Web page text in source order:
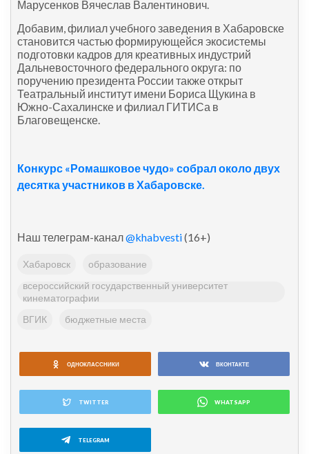
Марусенков Вячеслав Валентинович.
Добавим, филиал учебного заведения в Хабаровске
становится частью формирующейся экосистемы
подготовки кадров для креативных индустрий
Дальневосточного федерального округа: по
поручению президента России также открыт
Театральный институт имени Бориса Щукина в
Южно-Сахалинске и филиал ГИТИСа в
Благовещенске.
Конкурс «Ромашковое чудо» собрал около двух
десятка участников в Хабаровске.
Наш телеграм-канал@khabvesti(16+)
Хабаровск
образование
всероссийский государственный университет
кинематографии
ВГИК
бюджетные места
ОДНОКЛАССНИКИ ВКОНТАКТЕ
TWITTER WHATSAPP
TELEGRAM